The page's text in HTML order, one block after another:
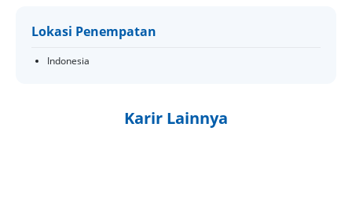
Lokasi Penempatan
Indonesia
Karir Lainnya